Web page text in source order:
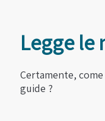
Legge le
Certamente,
guide ?